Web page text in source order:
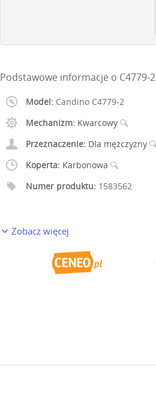
Podstawowe informacje o C4779-2
Model: Candino C4779-2
Mechanizm: Kwarcowy
Przeznaczenie: Dla mężczyzny
Koperta: Karbonowa
Numer produktu: 1583562
Zobacz więcej